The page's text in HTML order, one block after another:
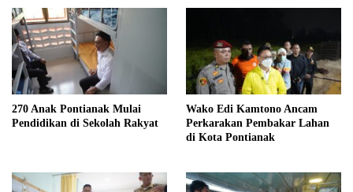
270 Anak Pontianak Mulai
Pendidikan di Sekolah Rakyat
Wako Edi Kamtono Ancam
Perkarakan Pembakar Lahan
di Kota Pontianak